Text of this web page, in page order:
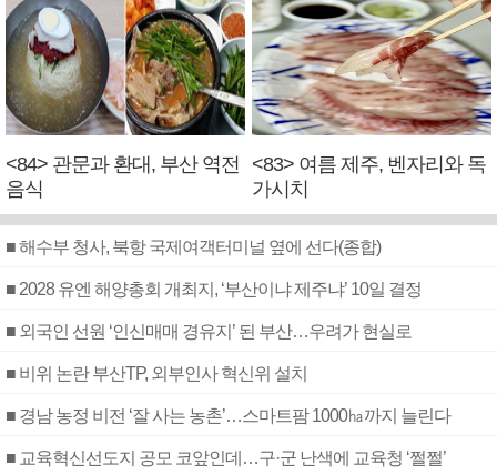
<84> 관문과 환대, 부산 역전
음식
<83> 여름 제주, 벤자리와 독
가시치
■ 해수부 청사, 북항 국제여객터미널 옆에 선다(종합)
■ 2028 유엔 해양총회 개최지, ‘부산이냐 제주냐’ 10일 결정
■ 외국인 선원 ‘인신매매 경유지’ 된 부산…우려가 현실로
■ 비위 논란 부산TP, 외부인사 혁신위 설치
■ 경남 농정 비전 ‘잘 사는 농촌’…스마트팜 1000㏊까지 늘린다
■ 교육혁신선도지 공모 코앞인데…구·군 난색에 교육청 ‘쩔쩔’